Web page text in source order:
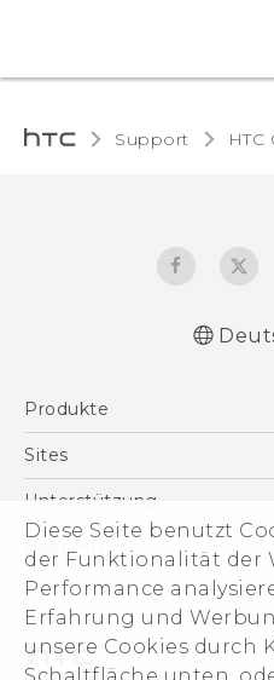
Diese Seite benutzt
der Funktionalität der
Performance
Erfahrung und
unsere Cookies durch
Support HTC
behördliche
English -
English -
English - Safety
Produkte
Smartphones
VIVE
Zubehör
Sites
HTC Dev
HTC Vive
Unterstützung
Unterstützung
eCommerce Support
Über HTC
ESG
Impressum
Investor